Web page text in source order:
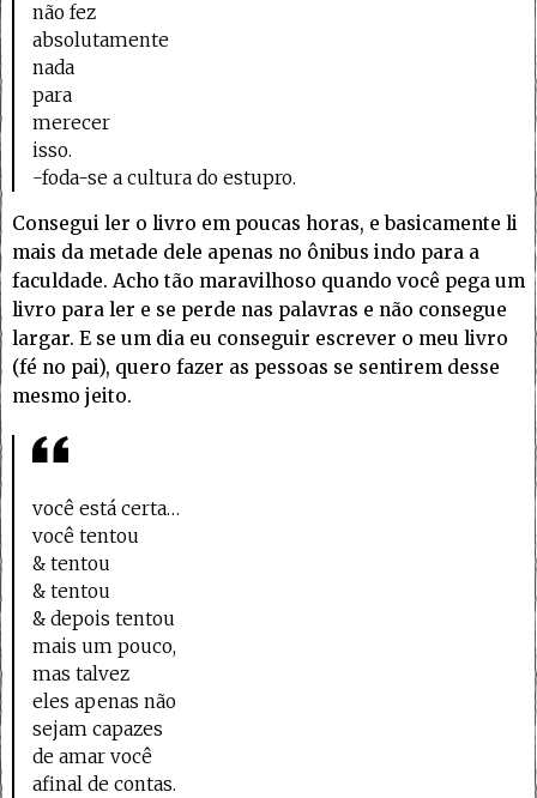
não fez
absolutamente
nada
para
merecer
isso.
-foda-se a cultura do estupro.
Consegui ler o livro em poucas horas, e basicamente li
mais da metade dele apenas no ônibus indo para a
faculdade. Acho tão maravilhoso quando você pega um
livro para ler e se perde nas palavras e não consegue
largar. E se um dia eu conseguir escrever o meu livro
(fé no pai), quero fazer as pessoas se sentirem desse
mesmo jeito.
você está certa…
você tentou
& tentou
& tentou
& depois tentou
mais um pouco,
mas talvez
eles apenas não
sejam capazes
de amar você
afinal de contas.